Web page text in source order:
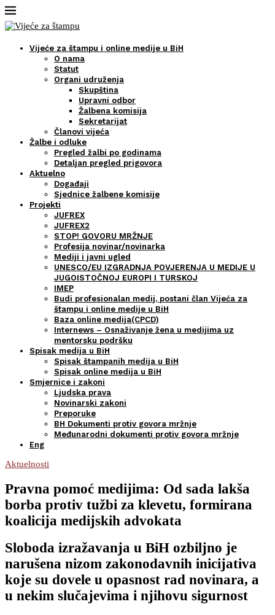
Vijeće za štampu i online medije u BiH
O nama
Statut
Organi udruženja
Skupština
Upravni odbor
Žalbena komisija
Sekretarijat
Članovi vijeća
Žalbe i odluke
Pregled žalbi po godinama
Detaljan pregled prigovora
Aktuelno
Događaji
Sjednice žalbene komisije
Projekti
JUFREX
JUFREX2
STOP! GOVORU MRŽNJE
Profesija novinar/novinarka
Mediji i javni ugled
UNESCO/EU IZGRADNJA POVJERENJA U MEDIJE U
JUGOISTOČNOJ EUROPI I TURSKOJ
IMEP
Budi profesionalan medij, postani član Vijeća za
štampu i online medije u BiH
Baza online medija(CPCD)
Internews – Osnaživanje žena u medijima uz
mentorsku podršku
Spisak medija u BiH
Spisak štampanih medija u BiH
Spisak online medija u BiH
Smjernice i zakoni
Ljudska prava
Novinarski zakoni
Preporuke
BH Dokumenti protiv govora mržnje
Međunarodni dokumenti protiv govora mržnje
Eng
Aktuelnosti
Pravna pomoć medijima: Od sada lakša
borba protiv tužbi za klevetu, formirana
koalicija medijskih advokata
Sloboda izražavanja u BiH ozbiljno je
narušena nizom zakonodavnih inicijativa
koje su dovele u opasnost rad novinara, a
u nekim slučajevima i njihovu sigurnost